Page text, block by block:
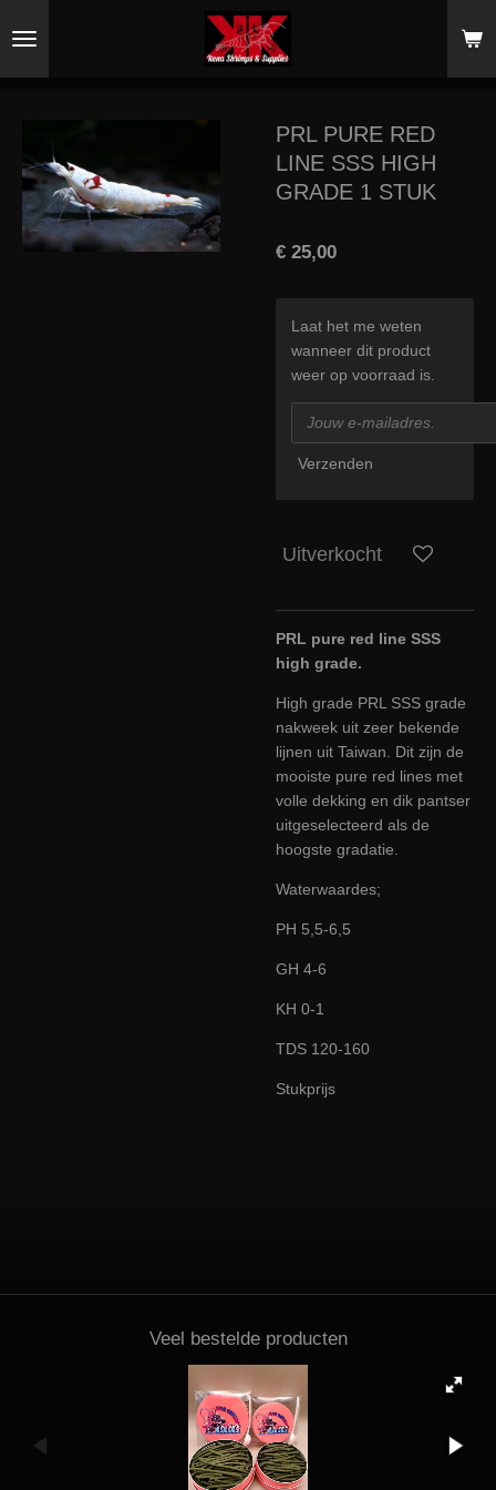
direct
PRL PURE RED
LINE SSS HIGH
GRADE 1 STUK
€ 25,00
Laat het me weten
wanneer dit product
weer op voorraad is.
Verzenden
Uitverkocht
PRL pure red line SSS
high grade.
High grade PRL SSS grade
nakweek uit zeer bekende
lijnen uit Taiwan. Dit zijn de
mooiste pure red lines met
volle dekking en dik pantser
uitgeselecteerd als de
hoogste gradatie.
Waterwaardes;
PH 5,5-6,5
GH 4-6
KH 0-1
TDS 120-160
Stukprijs
Veel bestelde producten